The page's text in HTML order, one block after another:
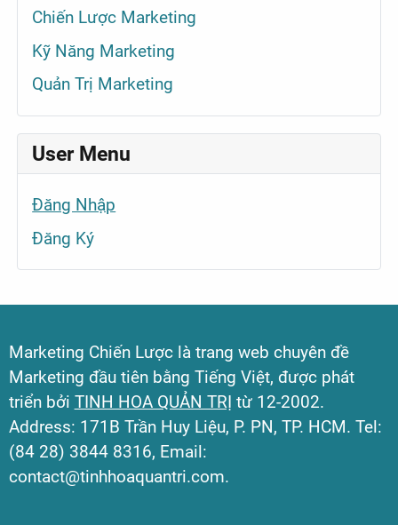
Chiến Lược Marketing
Kỹ Năng Marketing
Quản Trị Marketing
User Menu
Đăng Nhập
Đăng Ký
Marketing Chiến Lược là trang web chuyên đề
Marketing đầu tiên bằng Tiếng Việt, được phát
triển bởi TINH HOA QUẢN TRỊ từ 12-2002.
Address: 171B Trần Huy Liệu, P. PN, TP. HCM. Tel:
(84 28) 3844 8316, Email:
contact@tinhhoaquantri.com.